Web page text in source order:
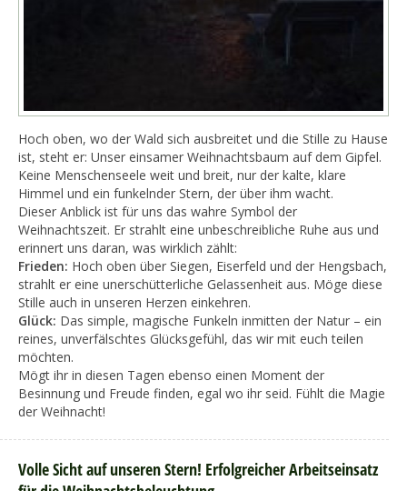
​Hoch oben, wo der Wald sich ausbreitet und die Stille zu Hause
ist, steht er: Unser einsamer Weihnachtsbaum auf dem Gipfel.
Keine Menschenseele weit und breit, nur der kalte, klare
Himmel und ein funkelnder Stern, der über ihm wacht.
​Dieser Anblick ist für uns das wahre Symbol der
Weihnachtszeit. Er strahlt eine unbeschreibliche Ruhe aus und
erinnert uns daran, was wirklich zählt:
​Frieden: Hoch oben über Siegen, Eiserfeld und der Hengsbach,
strahlt er eine unerschütterliche Gelassenheit aus. Möge diese
Stille auch in unseren Herzen einkehren.
Glück: Das simple, magische Funkeln inmitten der Natur – ein
reines, unverfälschtes Glücksgefühl, das wir mit euch teilen
möchten.
​Mögt ihr in diesen Tagen ebenso einen Moment der
Besinnung und Freude finden, egal wo ihr seid. Fühlt die Magie
der Weihnacht!
Volle Sicht auf unseren Stern! Erfolgreicher Arbeitseinsatz